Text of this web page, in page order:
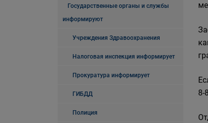
Государственные органы и службы
информируют
Учреждения Здравоохранения
Налоговая инспекция информирует
Прокуратура информирует
ГИБДД
Полиция
8-